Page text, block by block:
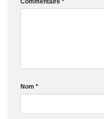
Nom *